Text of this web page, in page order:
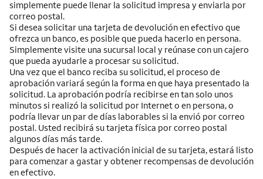
simplemente puede llenar la solicitud impresa y enviarla por
correo postal.
Si desea solicitar una tarjeta de devolución en efectivo que
ofrezca un banco, es posible que pueda hacerlo en persona.
Simplemente visite una sucursal local y reúnase con un cajero
que pueda ayudarle a procesar su solicitud.
Una vez que el banco reciba su solicitud, el proceso de
aprobación variará según la forma en que haya presentado la
solicitud. La aprobación podría recibirse en tan solo unos
minutos si realizó la solicitud por Internet o en persona, o
podría llevar un par de días laborables si la envió por correo
postal. Usted recibirá su tarjeta física por correo postal
algunos días más tarde.
Después de hacer la activación inicial de su tarjeta, estará listo
para comenzar a gastar y obtener recompensas de devolución
en efectivo.